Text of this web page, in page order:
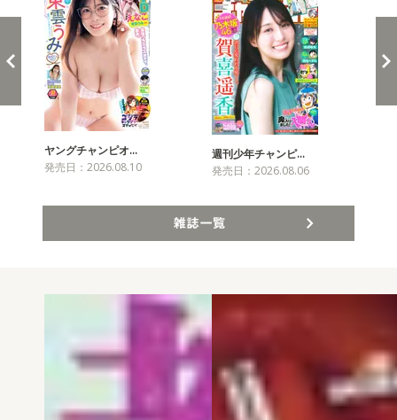
ヤングチャンピオ…
発売日：2026.08.10
週刊少年チャンピ…
発売日：2026.08.06